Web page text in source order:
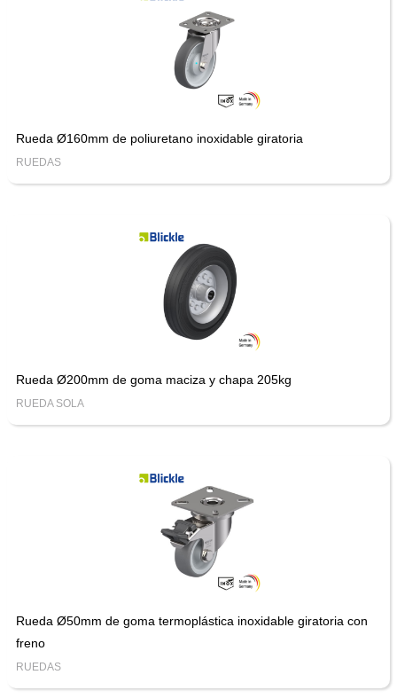
Rueda Ø160mm de poliuretano inoxidable giratoria
RUEDAS
Rueda Ø200mm de goma maciza y chapa 205kg
RUEDA SOLA
Rueda Ø50mm de goma termoplástica inoxidable giratoria con
freno
RUEDAS